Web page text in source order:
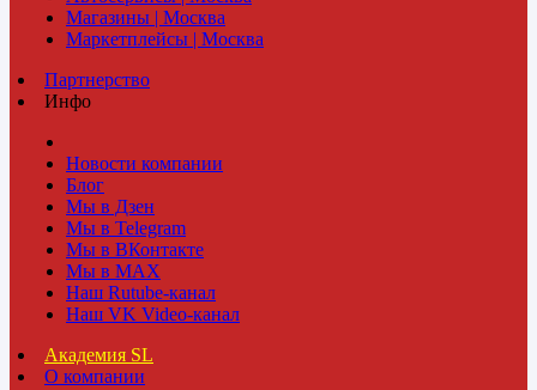
Магазины | Москва
Маркетплейсы | Москва
Партнерство
Инфо
Новости компании
Блог
Мы в Дзен
Мы в Telegram
Мы в ВКонтакте
Мы в MAX
Наш Rutube-канал
Наш VK Video-канал
Академия SL
О компании